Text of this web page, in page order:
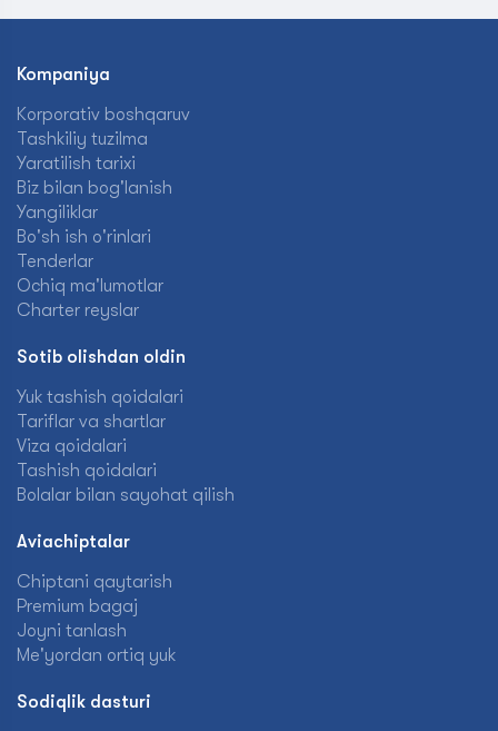
Kompaniya
Korporativ boshqaruv
Tashkiliy tuzilma
Yaratilish tarixi
Biz bilan bog'lanish
Yangiliklar
Bo'sh ish o'rinlari
Tenderlar
Ochiq ma'lumotlar
Charter reyslar
Sotib olishdan oldin
Yuk tashish qoidalari
Tariflar va shartlar
Viza qoidalari
Tashish qoidalari
Bolalar bilan sayohat qilish
Aviachiptalar
Chiptani qaytarish
Premium bagaj
Joyni tanlash
Me'yordan ortiq yuk
Sodiqlik dasturi